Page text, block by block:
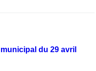
du 29 avril